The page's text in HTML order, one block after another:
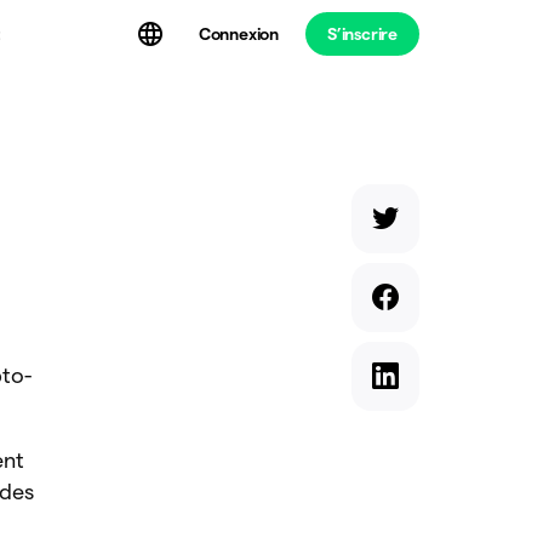
Connexion S’inscrire